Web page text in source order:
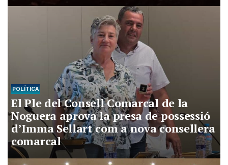
POLÍTICA
El Ple del Consell Comarcal de la
Noguera aprova la presa de possessió
d’Imma Sellart com a nova consellera
comarcal